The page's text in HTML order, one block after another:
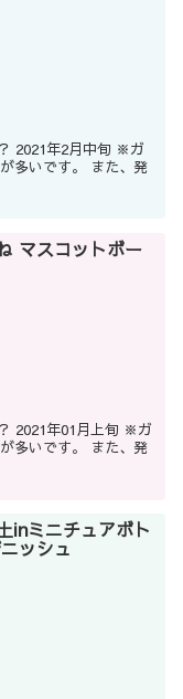
2021年2月中旬 ※ガ
多いです。 また、発
マスコットボー
2021年01月上旬 ※ガ
多いです。 また、発
inミニチュアボト
ッシュ